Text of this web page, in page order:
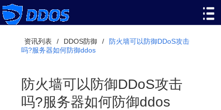
资讯列表 / DDOS防御 /
防火墙可以防御DDoS攻击
吗?服务器如何防御ddos
防火墙可以防御DDoS攻击
吗?服务器如何防御ddos